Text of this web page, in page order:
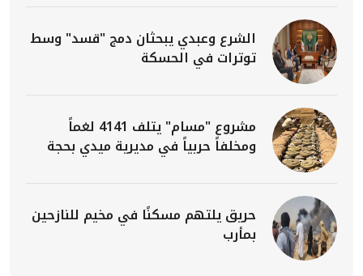
الشرع وعبدي يبحثان دمج "قسد" وسط
توترات في الحسكة
مشروع "مسام" يتلف 4141 لغماً
ومخلفاً حربياً في مديرية ميدي بحجة
حريق يلتهم مسكنًا في مخيم للنازحين
بمأرب